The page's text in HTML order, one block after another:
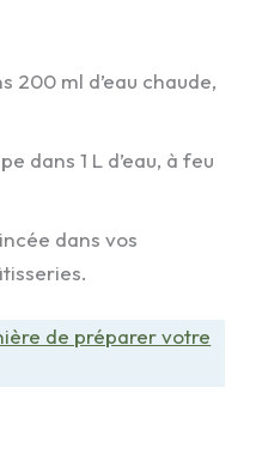
200 ml d’eau chaude,
dans 1 L d’eau, à feu
dans vos
de préparer votre